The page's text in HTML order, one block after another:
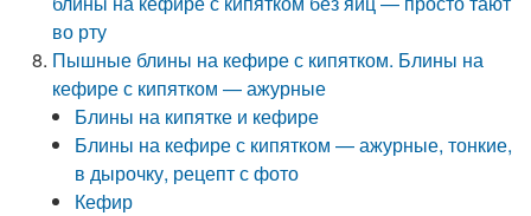
во рту
Пышные блины на кефире с кипятком. Блины на
кефире с кипятком — ажурные
Блины на кипятке и кефире
Блины на кефире с кипятком — ажурные, тонкие,
в дырочку, рецепт с фото
Кефир